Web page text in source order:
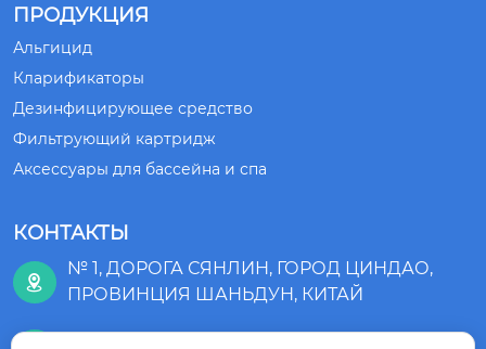
ПРОДУКЦИЯ
Альгицид
Кларификаторы
Дезинфицирующее средство
Фильтрующий картридж
Аксессуары для бассейна и спа
КОНТАКТЫ

№ 1, ДОРОГА СЯНЛИН, ГОРОД ЦИНДАО,
ПРОВИНЦИЯ ШАНЬДУН, КИТАЙ